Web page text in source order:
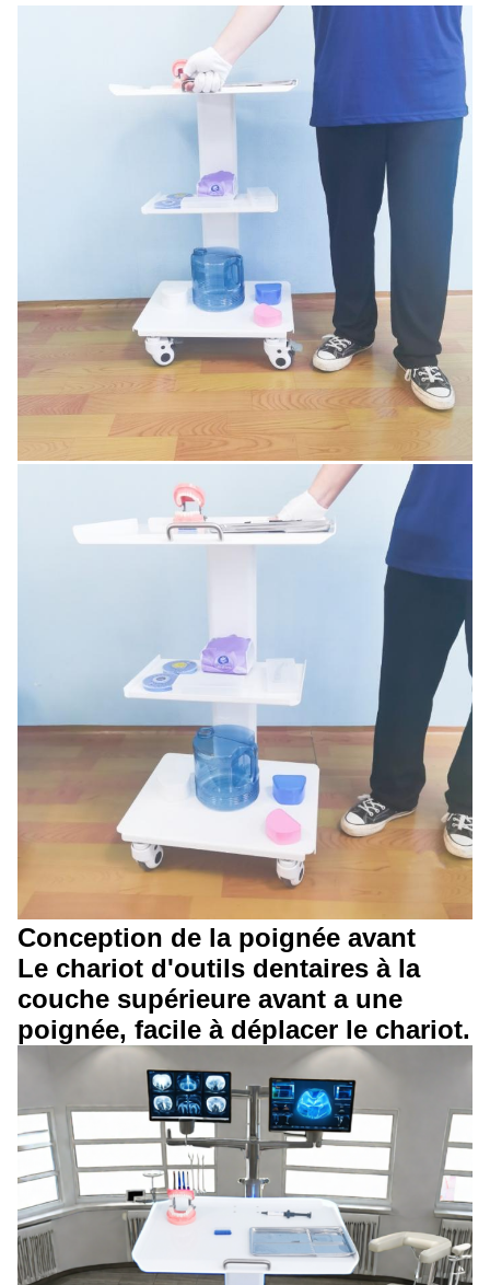
Conception de la poignée avant
Le chariot d'outils dentaires à la
couche supérieure avant a une
poignée, facile à déplacer le chariot.